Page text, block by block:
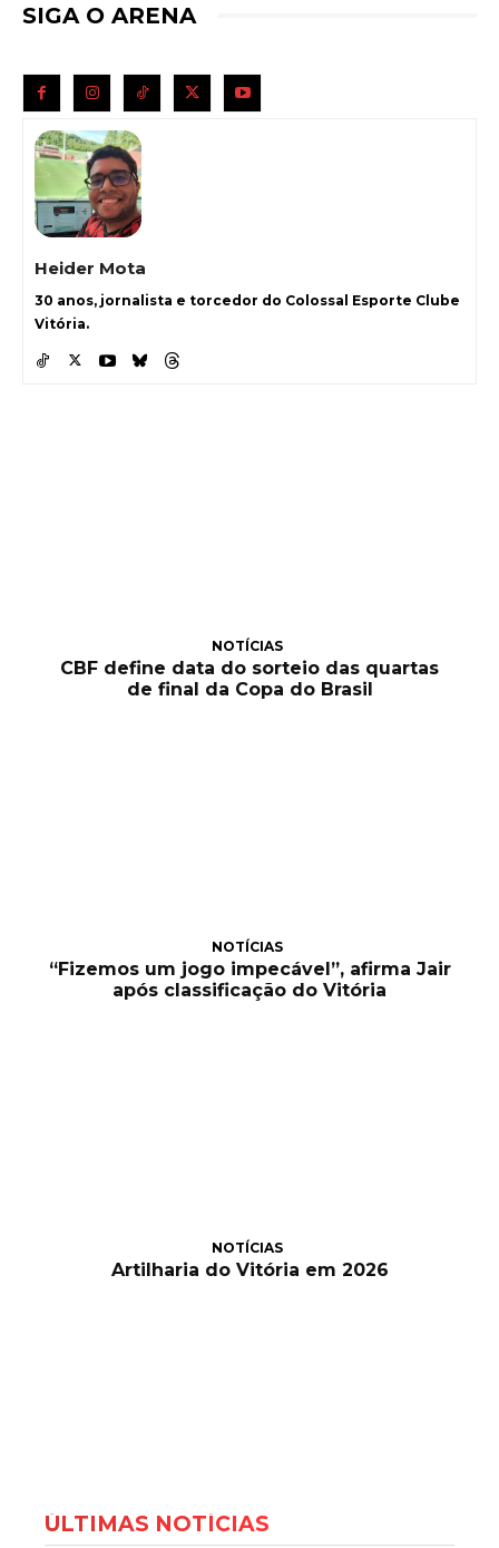
SIGA O ARENA
Heider Mota
30 anos, jornalista e torcedor do Colossal Esporte Clube
Vitória.
NOTÍCIAS
CBF define data do sorteio das quartas
de final da Copa do Brasil
NOTÍCIAS
“Fizemos um jogo impecável”, afirma Jair
após classificação do Vitória
NOTÍCIAS
Artilharia do Vitória em 2026
ÚLTIMAS NOTÍCIAS